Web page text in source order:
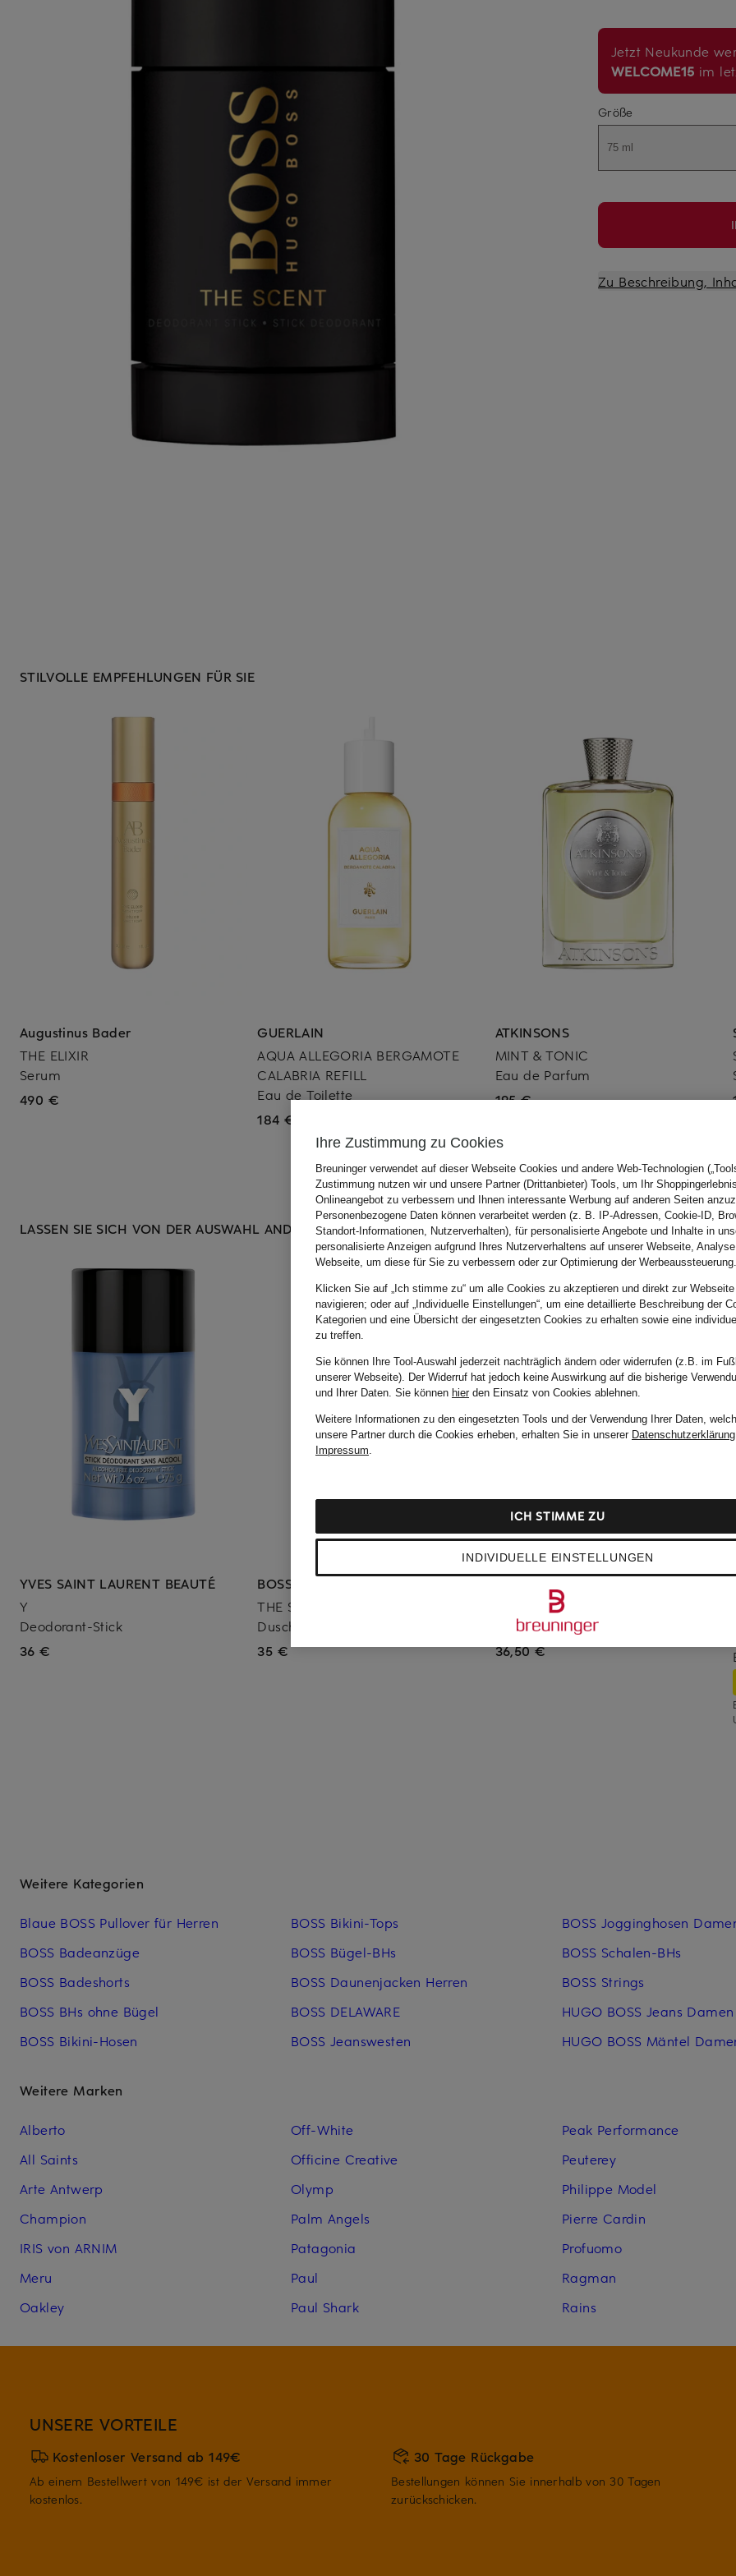
Jetzt Neukunde
WELCOME15 im
Größe
75 ml
Zu Beschreibung,
STILVOLLE EMPFEHLUNGEN FÜR SIE
Augustinus Bader
THE ELIXIR
Serum
490 €
GUERLAIN
AQUA ALLEGORIA BERGAMOTE
CALABRIA REFILL
Eau de Toilette
184 €
ATKINSONS
MINT & TONIC
Eau de Parfum
195 €
LASSEN SIE SICH VON DER AUSWAHL ANDERER KUNDEN INSPIRIEREN
YVES SAINT LAURENT BEAUTÉ
Y
Deodorant-Stick
36 €
BOSS
THE SCENT
Duschgel
35 €
AVEDA MEN PURE-FORMANCE
Grooming Clay
36,50 €
Weitere Kategorien
Blaue BOSS Pullover für Herren
BOSS Badeanzüge
BOSS Badeshorts
BOSS BHs ohne Bügel
BOSS Bikini-Hosen
BOSS Bikini-Tops
BOSS Bügel-BHs
BOSS Daunenjacken Herren
BOSS DELAWARE
BOSS Jeanswesten
BOSS Jogginghosen
BOSS Schalen-BHs
BOSS Strings
HUGO BOSS Jeans Damen
HUGO BOSS Mäntel
Weitere Marken
Alberto
All Saints
Arte Antwerp
Champion
IRIS von ARNIM
Meru
Oakley
Off-White
Officine Creative
Olymp
Palm Angels
Patagonia
Paul
Paul Shark
Peak Performance
Peuterey
Philippe Model
Pierre Cardin
Profuomo
Ragman
Rains
UNSERE VORTEILE
Kostenloser Versand ab 149€
Ab einem Bestellwert von 149€ ist der Versand immer
kostenlos.
30 Tage Rückgabe
Bestellungen können Sie innerhalb von 30 Tagen
zurückschicken.
Ihre Zustimmung zu Cookies
Breuninger verwendet auf dieser Webseite Cookies und andere Web-Technologien
Zustimmung nutzen wir und unsere Partner (Drittanbieter) Tools, um Ihr
Onlineangebot zu verbessern und Ihnen interessante Werbung auf anderen Seiten
Personenbezogene Daten können verarbeitet werden (z. B. IP-Adressen, Cookie-ID,
Standort-Informationen, Nutzerverhalten), für personalisierte Angebote und Inhalte in
personalisierte Anzeigen aufgrund Ihres Nutzerverhaltens auf unserer Webseite,
Webseite, um diese für Sie zu verbessern oder zur Optimierung der Werbeaussteuerung.
Klicken Sie auf „Ich stimme zu“ um alle Cookies zu akzeptieren und direkt zur
navigieren; oder auf „Individuelle Einstellungen“, um eine detaillierte Beschreibung der
Kategorien und eine Übersicht der eingesetzten Cookies zu erhalten sowie eine
zu treffen.
Sie können Ihre Tool-Auswahl jederzeit nachträglich ändern oder widerrufen (z.B. im
unserer Webseite). Der Widerruf hat jedoch keine Auswirkung auf die bisherige
und Ihrer Daten. Sie können hierden Einsatz von Cookies ablehnen.
Weitere Informationen zu den eingesetzten Tools und der Verwendung Ihrer Daten,
unsere Partner durch die Cookies erheben, erhalten Sie in unserer Datenschutzerklärung
Impressum.
INDIVIDUELLE EINSTELLUNGEN
ICH STIMME ZU